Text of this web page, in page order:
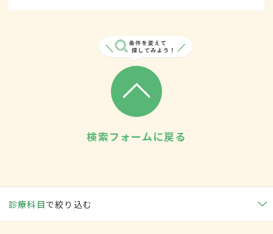
検索フォームに戻る
診療科目で絞り込む